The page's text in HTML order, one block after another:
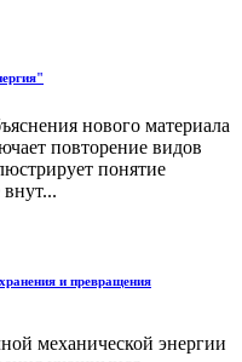
нового материала
повторение видов
понятие
и превращения
механической энергии